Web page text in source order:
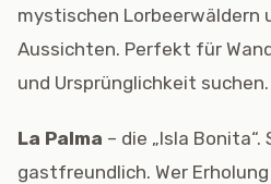
mystischen Lorbeerwäldern
Aussichten. Perfekt für
und Ursprünglichkeit suchen.
La Palma – die „Isla
gastfreundlich. Wer